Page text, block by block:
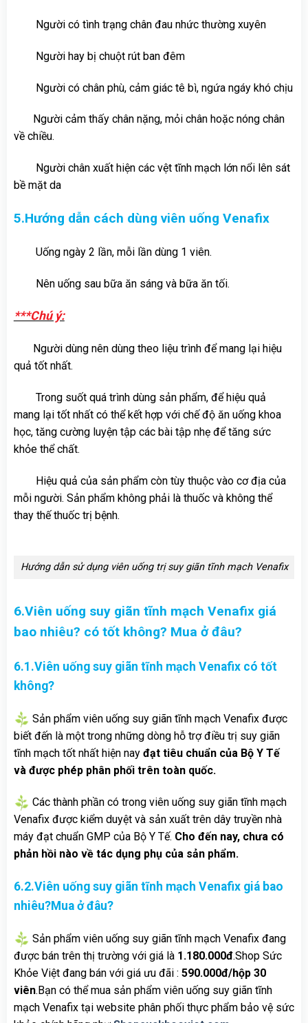
Người có tình trạng chân đau nhức thường xuyên
Người hay bị chuột rút ban đêm
Người có chân phù, cảm giác tê bì, ngứa ngáy khó chịu
Người cảm thấy chân nặng, mỏi chân hoặc nóng chân
về chiều.
Người chân xuất hiện các vệt tĩnh mạch lớn nổi lên sát
bề mặt da
5.Hướng dẫn cách dùng viên uống Venafix
Uống ngày 2 lần, mỗi lần dùng 1 viên.
Nên uống sau bữa ăn sáng và bữa ăn tối.
***Chú ý:
Người dùng nên dùng theo liệu trình để mang lại hiệu
quả tốt nhất.
Trong suốt quá trình dùng sản phẩm, để hiệu quả
mang lại tốt nhất có thể kết hợp với chế độ ăn uống khoa
học, tăng cường luyện tập các bài tập nhẹ để tăng sức
khỏe thể chất.
Hiệu quả của sản phẩm còn tùy thuộc vào cơ địa của
mỗi người. Sản phẩm không phải là thuốc và không thể
thay thế thuốc trị bệnh.
Hướng dẫn sử dụng viên uống trị suy giãn tĩnh mạch Venafix
6.Viên uống suy giãn tĩnh mạch Venafix giá
bao nhiêu? có tốt không? Mua ở đâu?
6.1.Viên uống suy giãn tĩnh mạch Venafix có tốt
không?
Sản phẩm viên uống suy giãn tĩnh mạch Venafix được
biết đến là một trong những dòng hỗ trợ điều trị suy giãn
tĩnh mạch tốt nhất hiện nay đạt tiêu chuẩn của Bộ Y Tế
và được phép phân phối trên toàn quốc.
Các thành phần có trong viên uống suy giãn tĩnh mạch
Venafix được kiểm duyệt và sản xuất trên dây truyền nhà
máy đạt chuẩn GMP của Bộ Y Tế. Cho đến nay, chưa có
phản hồi nào về tác dụng phụ của sản phẩm.
6.2.Viên uống suy giãn tĩnh mạch Venafix giá bao
nhiêu?Mua ở đâu?
Sản phẩm viên uống suy giãn tĩnh mạch Venafix đang
được bán trên thị trường với giá là 1.180.000đ.Shop Sức
Khỏe Việt đang bán với giá ưu đãi : 590.000đ/hộp 30
viên.Bạn có thể mua sản phẩm viên uống suy giãn tĩnh
mạch Venafix tại website phân phối thực phẩm bảo vệ sức